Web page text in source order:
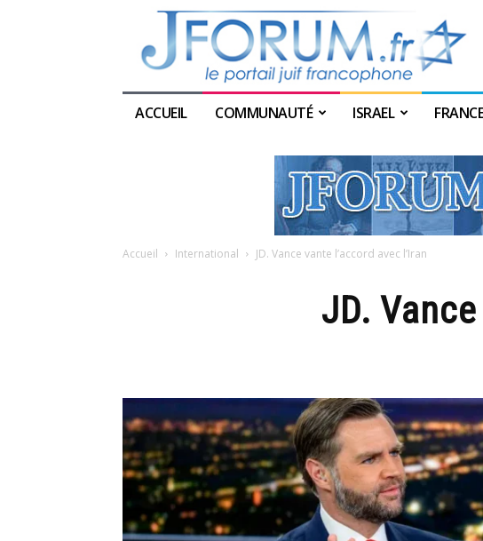
ACCUEIL COMMUNAUTÉ ISRAEL FRANCE
Accueil International JD. Vance vante l’accord avec l’Iran
JD.